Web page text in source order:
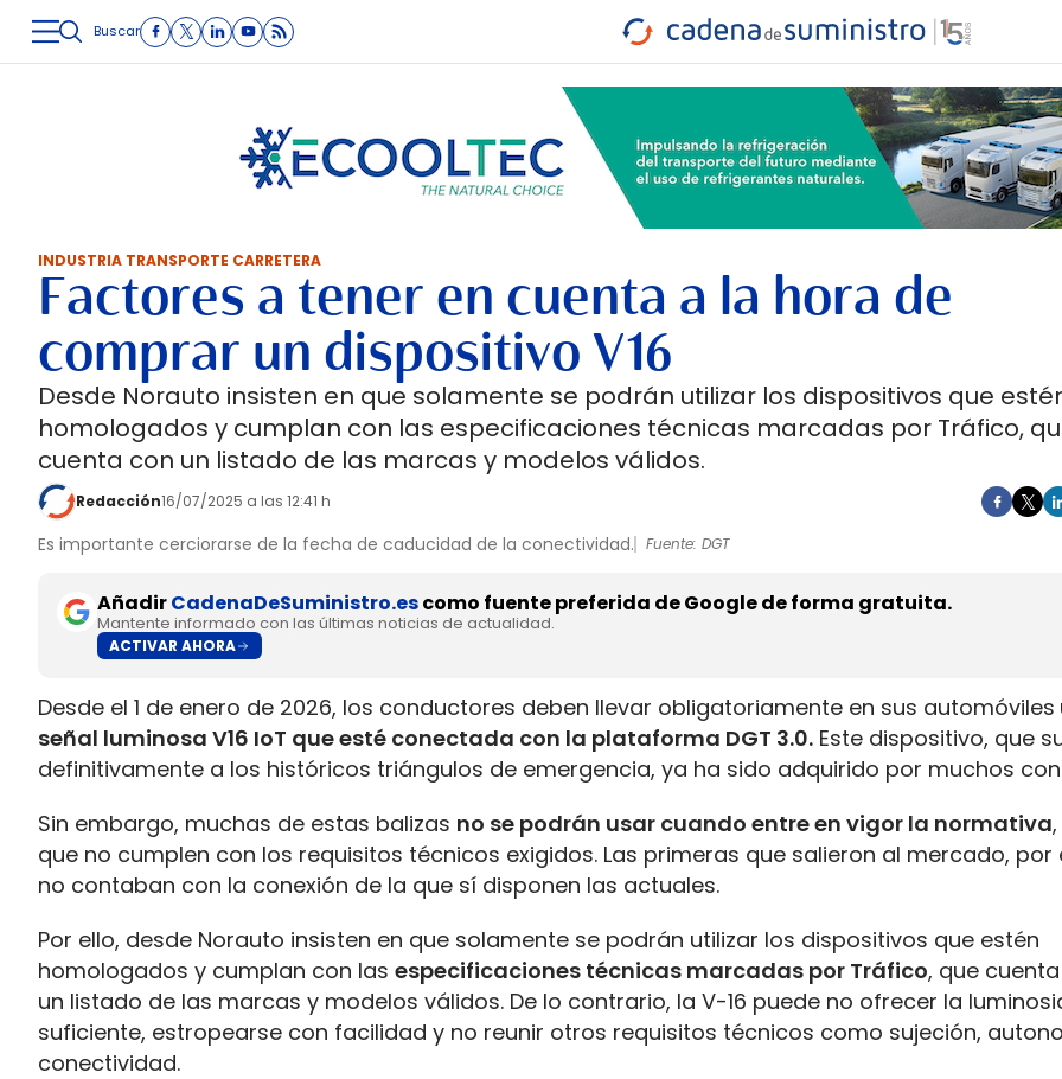
LOGÍSTICA INMOLOGÍSTICA INTRALOGÍSTICA CARRETERA
CARRETERA
MARÍTIMO INTERMODAL
Buscar
INDUSTRIA TRANSPORTE CARRETERA
Factores a tener en cuenta a la hora de
comprar un dispositivo V16
Desde Norauto insisten en que solamente se podrán utilizar los dispositivos que
homologados y cumplan con las especificaciones técnicas marcadas por Tráfico,
cuenta con un listado de las marcas y modelos válidos.
Redacción16/07/2025 a las 12:41 h
Es importante cerciorarse de la fecha de caducidad de la conectividad. Fuente: DGT
AñadirCadenaDeSuministro.escomo fuente preferida de Google de forma gratuita.
Mantente informado con las últimas noticias de actualidad.
ACTIVAR AHORA
Desde el 1 de enero de 2026, los conductores deben llevar obligatoriamente en sus automóviles
señal luminosa V16 IoT que esté conectada con la plataforma DGT 3.0. Este dispositivo, que
definitivamente a los históricos triángulos de emergencia, ya ha sido adquirido por muchos
Sin embargo, muchas de estas balizas no se podrán usar cuando entre en vigor la normativa
que no cumplen con los requisitos técnicos exigidos. Las primeras que salieron al mercado, por
no contaban con la conexión de la que sí disponen las actuales.
Por ello, desde Norauto insisten en que solamente se podrán utilizar los dispositivos que estén
homologados y cumplan con las especificaciones técnicas marcadas por Tráfico, que
un listado de las marcas y modelos válidos. De lo contrario, la V-16 puede no ofrecer la
suficiente, estropearse con facilidad y no reunir otros requisitos técnicos como sujeción,
conectividad.